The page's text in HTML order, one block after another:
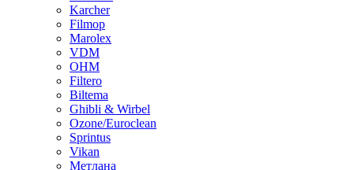
Karcher
Filmop
Marolex
VDM
ОНМ
Filtero
Biltema
Ghibli & Wirbel
Ozone/Euroclean
Sprintus
Vikan
Метлана